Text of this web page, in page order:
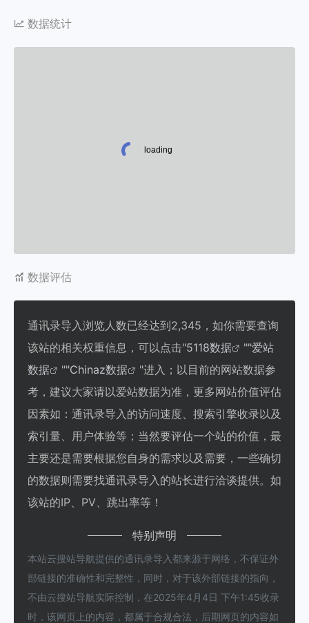
数据统计
数据评估
通讯录导入浏览人数已经达到2,345，如你需要查询
该站的相关权重信息，可以点击"5118数据 ""爱站
数据
""Chinaz数据
"进入；以目前的网站数据参
考，建议大家请以爱站数据为准，更多网站价值评估
因素如：通讯录导入的访问速度、搜索引擎收录以及
索引量、用户体验等；当然要评估一个站的价值，最
主要还是需要根据您自身的需求以及需要，一些确切
的数据则需要找通讯录导入的站长进行洽谈提供。如
该站的IP、PV、跳出率等！
特别声明
本站云搜站导航提供的通讯录导入都来源于网络，不保证外
部链接的准确性和完整性，同时，对于该外部链接的指向，
不由云搜站导航实际控制，在2025年4月4日 下午1:45收录
时，该网页上的内容，都属于合规合法，后期网页的内容如